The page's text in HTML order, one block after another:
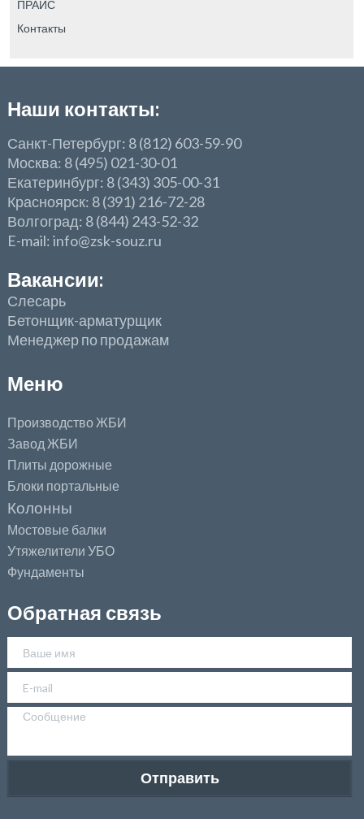
ПРАЙС
Контакты
Наши контакты:
Санкт-Петербург: 8 (812) 603-59-90
Москва: 8 (495) 021-30-01
Екатеринбург: 8 (343) 305-00-31
Красноярск: 8 (391) 216-72-28
Волгоград: 8 (844) 243-52-32
E-mail: info@zsk-souz.ru
Вакансии:
Слесарь
Бетонщик-арматурщик
Менеджер по продажам
Меню
Производство ЖБИ
Завод ЖБИ
Плиты дорожные
Блоки портальные
Колонны
Мостовые балки
Утяжелители УБО
Фундаменты
Обратная связь